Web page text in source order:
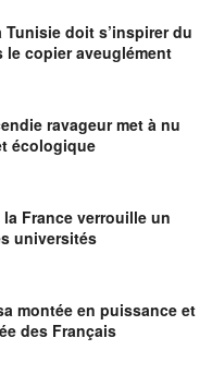
Tunisie doit s’inspirer du
le copier aveuglément
ravageur met à nu
écologique
France verrouille un
universités
montée en puissance et
des Français